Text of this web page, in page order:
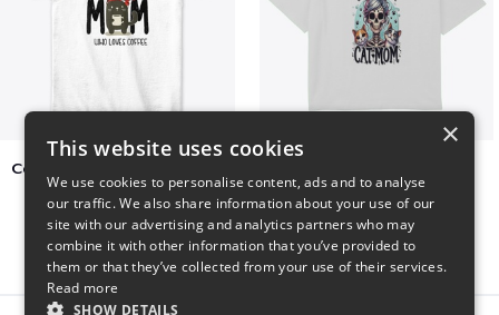
Cat Mom Who Loves Coffee
$20 $27
×
This website uses cookies
We use cookies to personalise content, ads and to analyse
our traffic. We also share information about your use of our
site with our advertising and analytics partners who may
combine it with other information that you’ve provided to
them or that they’ve collected from your use of their services.
Read more
SHOW DETAILS